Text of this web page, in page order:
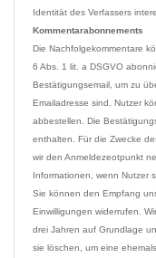
Kommentarabonnements
Die Nachfolgekommentare
6 Abs. 1 lit. a DSGVO
Bestätigungsemail, um zu
Emailadresse sind. Nutzer
abbestellen. Die
enthalten. Für die Zwecke
wir den Anmeldezeotpunkt
Informationen, wenn Nutzer
Sie können den Empfang
Einwilligungen widerrufen.
drei Jahren auf Grundlage
sie löschen, um eine